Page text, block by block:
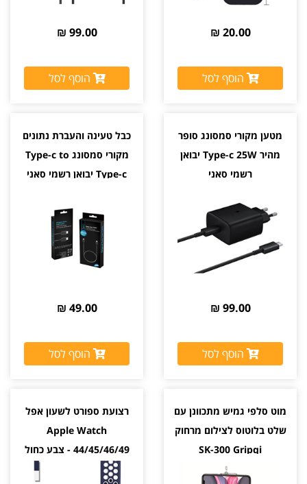
20.00 ₪
הוסף לסל
99.00 ₪
הוסף לסל
מטען מקורי סמסונג סופר
מהיר Type-c 25W יבואן
רשמי סאני
99.00 ₪
הוסף לסל
כבל טעינה והעברת נתונים
מקורי סמסונג Type-c to
Type-c יבואן רשמי סאני
49.00 ₪
הוסף לסל
מוט סלפי גמיש מתכוונן עם
שלט בלוטוס לצילום מרחוק
SK-300 Gripqi
מגיע עם שלט לצילום מרחוק
רצועת ספורט לשעון אפל
Apple Watch
44/45/46/49 - צבע כחול